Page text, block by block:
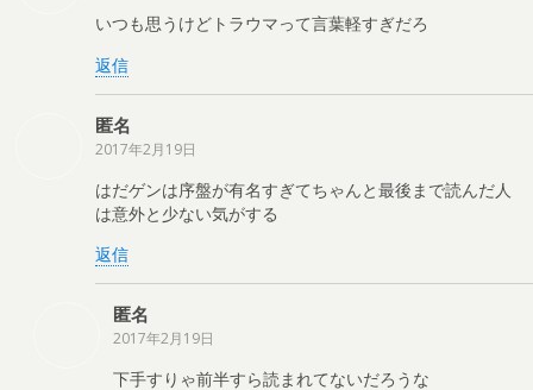
いつも思うけどトラウマって言葉軽すぎだろ
返信
匿名
2017年2月19日
はだゲンは序盤が有名すぎてちゃんと最後まで読んだ人
は意外と少ない気がする
返信
匿名
2017年2月19日
下手すりゃ前半すら読まれてないだろうな